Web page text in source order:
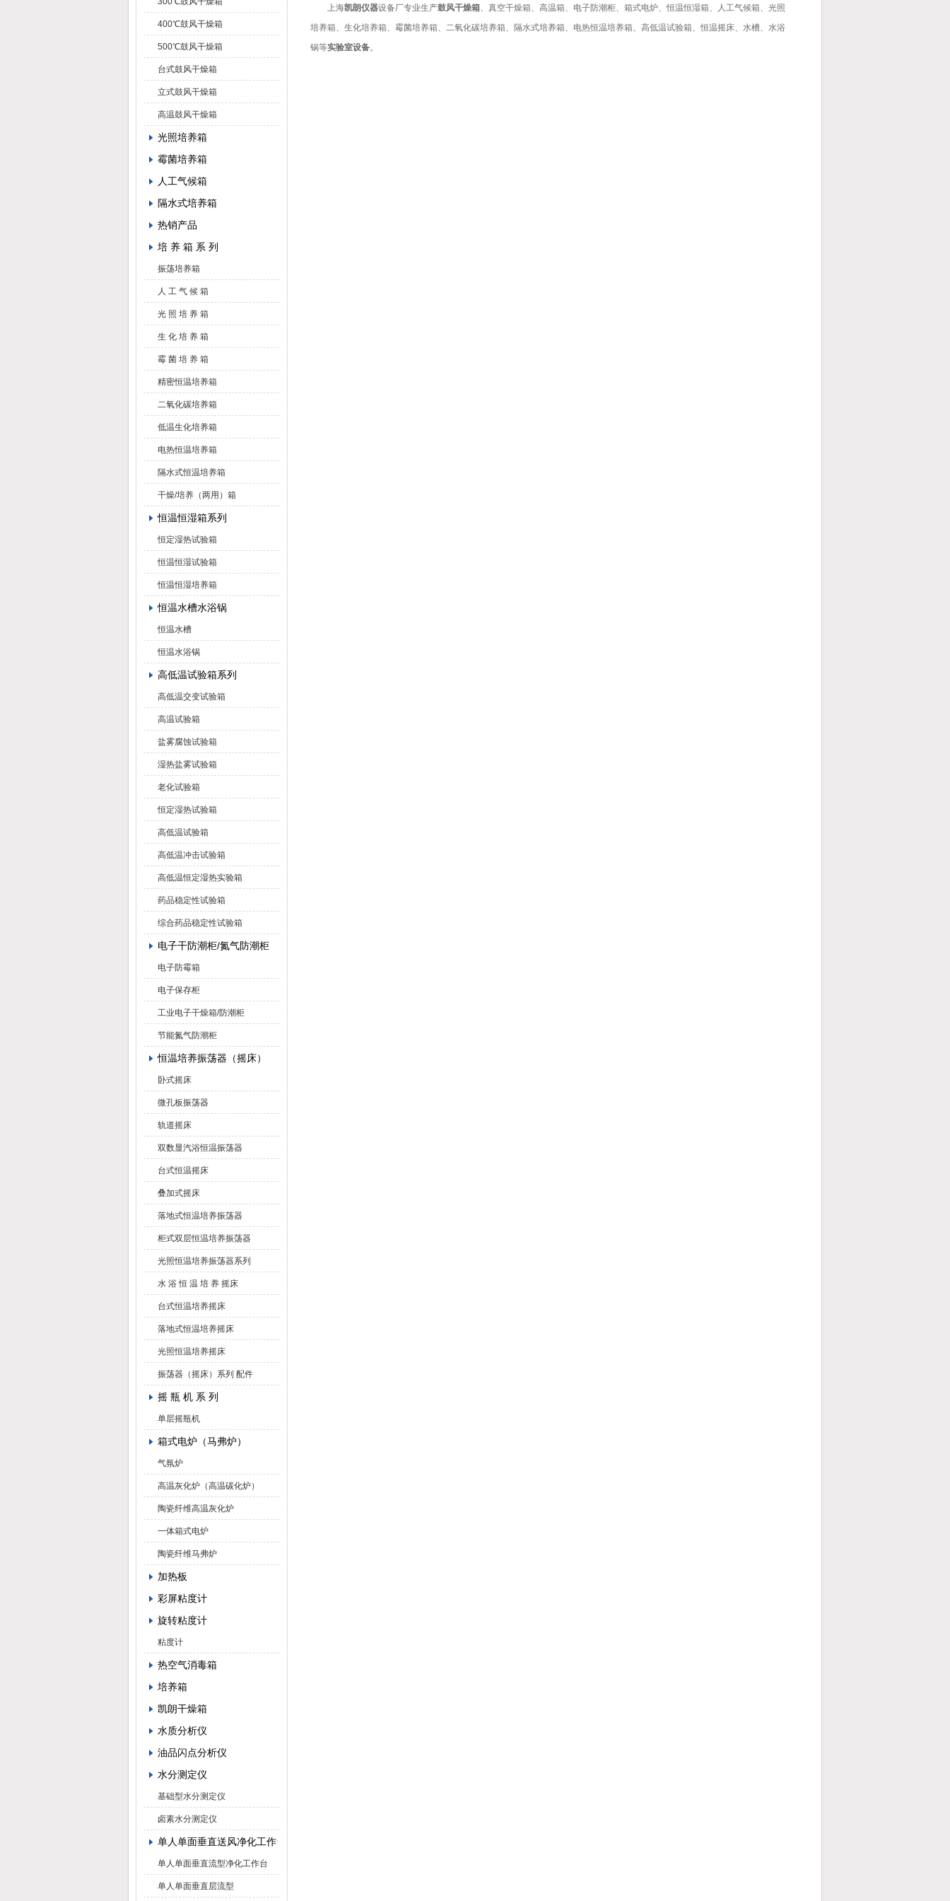
400℃鼓风干燥箱
500℃鼓风干燥箱
台式鼓风干燥箱
立式鼓风干燥箱
高温鼓风干燥箱
光照培养箱
霉菌培养箱
人工气候箱
隔水式培养箱
热销产品
培 养 箱 系 列
振荡培养箱
人 工 气 候 箱
光 照 培 养 箱
生 化 培 养 箱
霉 菌 培 养 箱
精密恒温培养箱
二氧化碳培养箱
低温生化培养箱
电热恒温培养箱
隔水式恒温培养箱
干燥/培养（两用）箱
恒温恒湿箱系列
恒定湿热试验箱
恒温恒湿试验箱
恒温恒湿培养箱
恒温水槽水浴锅
恒温水槽
恒温水浴锅
高低温试验箱系列
高低温交变试验箱
高温试验箱
盐雾腐蚀试验箱
湿热盐雾试验箱
老化试验箱
恒定湿热试验箱
高低温试验箱
高低温冲击试验箱
高低温恒定湿热实验箱
药品稳定性试验箱
综合药品稳定性试验箱
电子干防潮柜/氮气防潮柜
电子防霉箱
电子保存柜
工业电子干燥箱/防潮柜
节能氮气防潮柜
恒温培养振荡器（摇床）
卧式摇床
微孔板振荡器
轨道摇床
双数显汽浴恒温振荡器
台式恒温摇床
叠加式摇床
落地式恒温培养振荡器
柜式双层恒温培养振荡器
光照恒温培养振荡器系列
水 浴 恒 温 培 养 摇床
台式恒温培养摇床
落地式恒温培养摇床
光照恒温培养摇床
振荡器（摇床）系列 配件
摇 瓶 机 系 列
单层摇瓶机
箱式电炉（马弗炉）
气氛炉
高温灰化炉（高温碳化炉）
陶瓷纤维高温灰化炉
一体箱式电炉
陶瓷纤维马弗炉
加热板
彩屏粘度计
旋转粘度计
粘度计
热空气消毒箱
培养箱
凯朗干燥箱
水质分析仪
油品闪点分析仪
水分测定仪
基础型水分测定仪
卤素水分测定仪
单人单面垂直送风净化工作台
单人单面垂直流型净化工作台
单人单面垂直层流型
上海凯朗仪器设备厂专业生产鼓风干燥箱、真空干燥箱、高温箱、电子防潮柜、箱式电炉、恒温恒湿箱、人工气候箱、光照
培养箱、生化培养箱、霉菌培养箱、二氧化碳培养箱、隔水式培养箱、电热恒温培养箱、高低温试验箱、恒温摇床、水槽、水浴
锅等实验室设备。